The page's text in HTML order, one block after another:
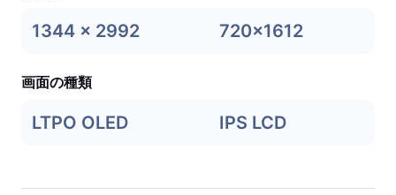
1344 x 2992 720x1612
画面の種類
LTPO OLED IPS LCD